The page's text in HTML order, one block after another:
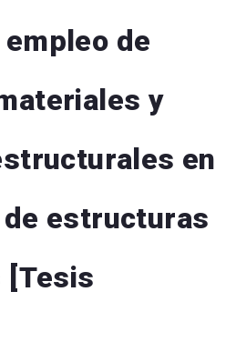
de
y
en
estructuras
[Tesis